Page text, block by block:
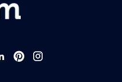
Facebook
on Twitter
us on
us on
Follow us on
Follow us